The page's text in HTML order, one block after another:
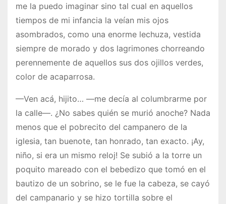
me la puedo imaginar sino tal cual en aquellos
tiempos de mi infancia la veían mis ojos
asombrados, como una enorme lechuza, vestida
siempre de morado y dos lagrimones chorreando
perennemente de aquellos sus dos ojillos verdes,
color de acaparrosa.
—Ven acá, hijito… —me decía al columbrarme por
la calle—. ¿No sabes quién se murió anoche? Nada
menos que el pobrecito del campanero de la
iglesia, tan buenote, tan honrado, tan exacto. ¡Ay,
niño, si era un mismo reloj! Se subió a la torre un
poquito mareado con el bebedizo que tomó en el
bautizo de un sobrino, se le fue la cabeza, se cayó
del campanario y se hizo tortilla sobre el